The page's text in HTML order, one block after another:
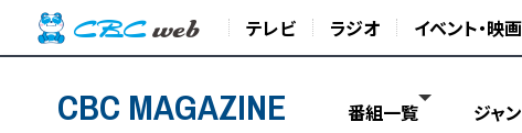
テレビ ラジオ イベント・映画
CBC MAGAZINE 番組一覧 ジャ